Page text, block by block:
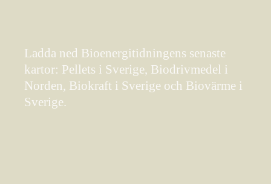
Ladda ned Bioenergitidningens senaste
kartor: Pellets i Sverige, Biodrivmedel i
Norden, Biokraft i Sverige och Biovärme i
Sverige.